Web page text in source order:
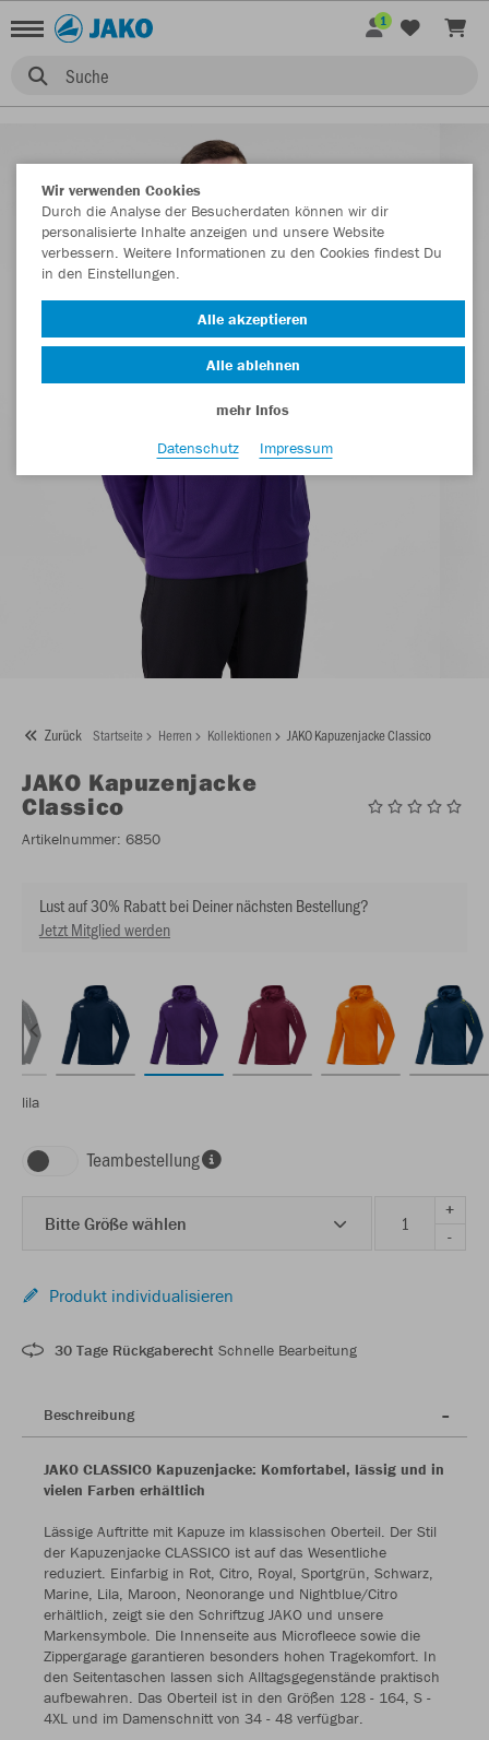
Suche
1
Zurück Startseite Herren Kollektionen JAKO Kapuzenjacke Classico
JAKO Kapuzenjacke
Classico
Artikelnummer: 6850
Lust auf 30% Rabatt bei Deiner nächsten Bestellung?
Jetzt Mitglied werden
lila
Teambestellung
Bitte Größe wählen
+
-
Produkt individualisieren
30 Tage Rückgaberecht Schnelle Bearbeitung
Beschreibung
JAKO CLASSICO Kapuzenjacke: Komfortabel, lässig und in
vielen Farben erhältlich
Lässige Auftritte mit Kapuze im klassischen Oberteil. Der Stil
der Kapuzenjacke CLASSICO ist auf das Wesentliche
reduziert. Einfarbig in Rot, Citro, Royal, Sportgrün, Schwarz,
Marine, Lila, Maroon, Neonorange und Nightblue/Citro
erhältlich, zeigt sie den Schriftzug JAKO und unsere
Markensymbole. Die Innenseite aus Microfleece sowie die
Zippergarage garantieren besonders hohen Tragekomfort. In
den Seitentaschen lassen sich Alltagsgegenstände praktisch
aufbewahren. Das Oberteil ist in den Größen 128 - 164, S -
4XL und im Damenschnitt von 34 - 48 verfügbar.
Wir verwenden Cookies
Durch die Analyse der Besucherdaten können wir dir
personalisierte Inhalte anzeigen und unsere Website
verbessern. Weitere Informationen zu den Cookies findest Du
in den Einstellungen.
Alle akzeptieren
Alle ablehnen
mehr Infos
Datenschutz
Impressum